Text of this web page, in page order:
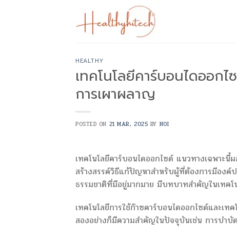
HEALTHY
เทคโนโลยีคาร์บอนไดออก
การเผาผลาญ
POSTED ON 21 MAR, 2025 BY NOI
เทคโนโลยีคาร์บอนไดออกไซด์ แนวทางเฉพาะ
สร้างสรรค์วิธีแก้ปัญหาสำหรับผู้ที่ต้องการมีองค์
ธรรมชาติที่มีอยู่มากมาย มีบทบาทสำคัญในเทคโ
เทคโนโลยีการใช้ก๊าซคาร์บอนไดออกไซด์และเ
สองอย่างก็มีความสำคัญในปัจจุบันเช่น การบำบั